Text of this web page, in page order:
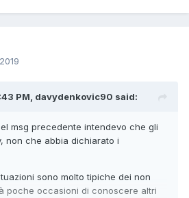
PM, davydenkovic90 said:
msg precedente intendevo che gli
non che abbia dichiarato i
sono molto tipiche dei non
poche occasioni di conoscere altri